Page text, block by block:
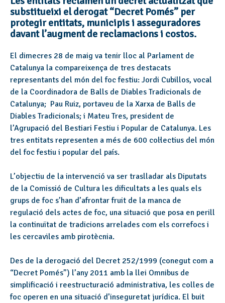
substitueixi el derogat “Decret Pomés” per
protegir entitats, municipis i asseguradores
davant l’augment de reclamacions i costos.
El dimecres 28 de maig va tenir lloc al Parlament de
Catalunya la compareixença de tres destacats
representants del món del foc festiu: Jordi Cubillos, vocal
de la Coordinadora de Balls de Diables Tradicionals de
Catalunya; Pau Ruiz, portaveu de la Xarxa de Balls de
Diables Tradicionals; i Mateu Tres, president de
l’Agrupació del Bestiari Festiu i Popular de Catalunya. Les
tres entitats representen a més de 600 col·lectius del món
del foc festiu i popular del país.
L’objectiu de la intervenció va ser traslladar als Diputats
de la Comissió de Cultura les dificultats a les quals els
grups de foc s’han d’afrontar fruit de la manca de
regulació dels actes de foc, una situació que posa en perill
la continuïtat de tradicions arrelades com els correfocs i
les cercaviles amb pirotècnia.
Des de la derogació del Decret 252/1999 (conegut com a
“Decret Pomés”) l’any 2011 amb la llei Omnibus de
simplificació i reestructuració administrativa, les colles de
foc operen en una situació d’inseguretat jurídica. El buit